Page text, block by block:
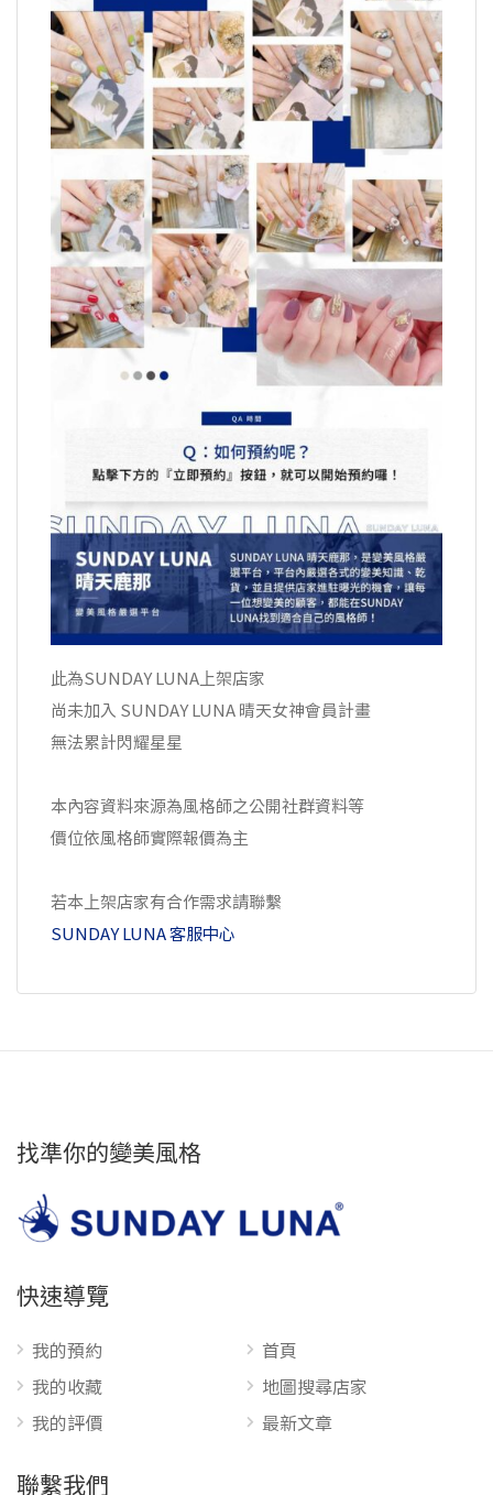
此為SUNDAY LUNA上架店家
尚未加入 SUNDAY LUNA 晴天女神會員計畫
無法累計閃耀星星
本內容資料來源為風格師之公開社群資料等
價位依風格師實際報價為主
若本上架店家有合作需求請聯繫
SUNDAY LUNA 客服中心
找準你的變美風格
快速導覽
我的預約
我的收藏
我的評價
首頁
地圖搜尋店家
最新文章
聯繫我們